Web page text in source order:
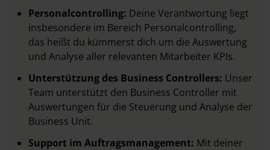
Personalcontrolling: Deine Verantwortung liegt
insbesondere im Bereich Personalcontrolling,
das heißt du kümmerst dich um die Auswertung
und Analyse aller relevanten Mitarbeiter KPIs.
Unterstützung des Business Controllers: Unser
Team unterstützt den Business Controller mit
Auswertungen für die Steuerung und Analyse der
Business Unit.
Support im Auftragsmanagement: Mit deiner